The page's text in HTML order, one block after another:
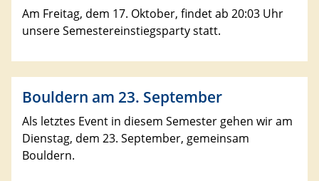
Am Freitag, dem 17. Oktober, findet ab 20:03 Uhr
unsere Semestereinstiegsparty statt.
Bouldern am 23. September
Als letztes Event in diesem Semester gehen wir am
Dienstag, dem 23. September, gemeinsam
Bouldern.